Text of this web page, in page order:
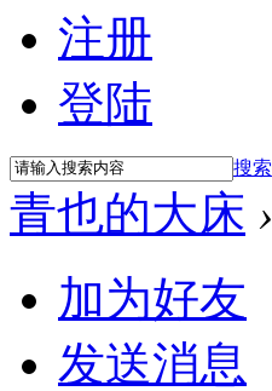
注册
登陆
搜索
青也的大床 ›
加为好友
发送消息